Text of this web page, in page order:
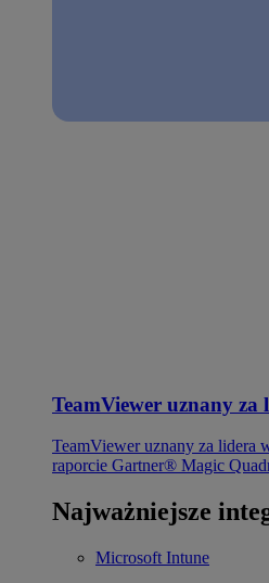
TeamViewer uznany
TeamViewer uznany za lidera
raporcie Gartner® Magic
Najważniejsze
Microsoft Intune